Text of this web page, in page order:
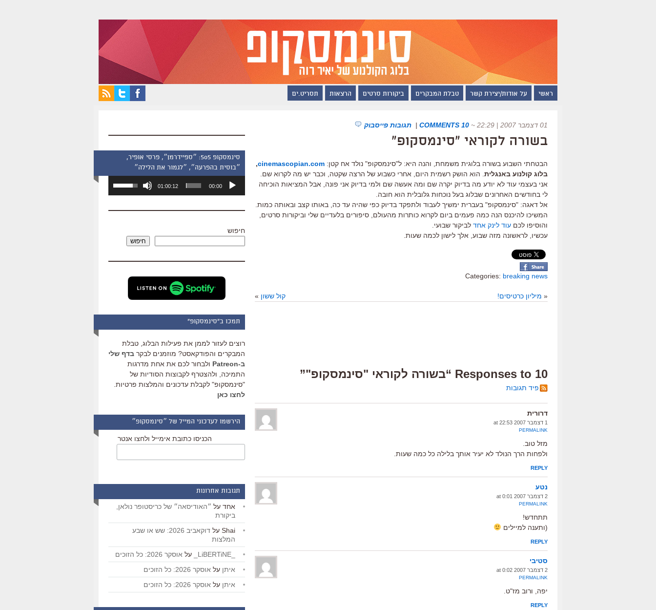
ראשי על אודות/יצירת קשר טבלת המבקרים ביקורות סרטים הרצאות תסריט.ים
01 דצמבר 2007 | 22:29 ~
10 COMMENTS
| תגובות פייסבוק
בשורה לקוראי "סינמסקופ"
הבטחתי השבוע בשורה בלוגית משמחת, והנה היא: ל"סינמסקופ" נולד אח קטן: cinemascopian.com
,
בלוג קולנוע באנגלית . הוא הושק רשמית היום, אחרי כשבוע של הרצה שקטה, וכבר יש מה לקרוא שם.
אני בעצמי עוד לא יודע מה בדיוק יקרה שם ומה אעשה שם ולמי בדיוק אני פונה, אבל המציאות הוכיחה
לי בחודשים האחרונים שבלוג בעל נוכחות גלובלית הוא חובה.
אל דאגה: "סינמסקופ" בעברית ימשיך לעבוד ולתפקד בדיוק כפי שהיה עד כה, באותו קצב ובאותה כמות.
המשיכו להיכנס הנה כמה פעמים ביום לקרוא כותרות מהעולם, סיפורים בלעדיים שלי וביקורות סרטים,
והוסיפו לכם עוד לינק אחד לביקור שבועי.
עכשיו, לראשונה מזה שבוע, אלך לישון לכמה שעות.
Categories: breaking news
« מיליון כרטיסים! קול ששון »
10 Responses to “בשורה לקוראי "סינמסקופ"”
פיד תגובות
דרורית
1 דצמבר 2007 at 22:53
PERMALINK
מזל טוב.
ולפחות הרך הנולד לא יעיר אותך בלילה כל כמה שעות.
REPLY
נטע
2 דצמבר 2007 at 0:01
PERMALINK
תתחדש!
(ותענה למיילים
REPLY
סטיבי
2 דצמבר 2007 at 0:02
PERMALINK
יפה, ורוב מז"ט.
REPLY
סינמסקופ 505: ״ספיידרמן״, פרסי אופיר,
״בוסית בהפרעה״, ״לגמור את הלילה״
אודיו
00:00
01:00:12
השתמש
כדי
שמע.
חיפוש
חיפוש
תמכו ב"סינמסקופ"
רוצים לעזור לממן את פעילות הבלוג, טבלת
המבקרים והפודקאסט? מוזמנים לבקר בדף שלי
ב-Patreon
ולבחור לכם את אחת מדרגות
התמיכה, ולהצטרף לקבוצות הסודיות של
"סינמסקופ" לקבלת עדכונים והמלצות פרטיות.
לחצו כאן
הירשמו לעדכוני המייל של ״סינמסקופ״
הכניסו כתובת אימייל ולחצו אנטר
תגובות אחרונות
אחד על ״האודיסאה״ של כריסטופר נולאן,
ביקורת
Shai על
דוקאביב 2026: שש או שבע
המלצות
על אוסקר 2026: כל הזוכים
איתן על אוסקר 2026: כל הזוכים
איתן על אוסקר 2026: כל הזוכים